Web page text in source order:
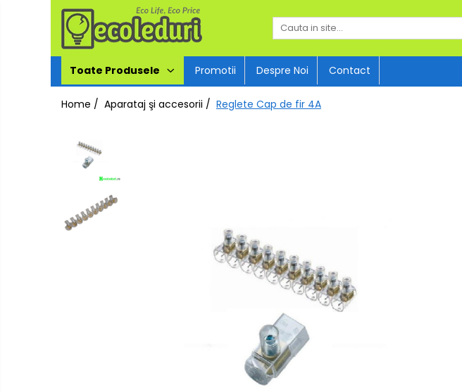
Toate Produsele
Surse de iluminat
Banda LED
Bec incandescent (Clasic)
Becuri Led
Toate Produsele Promotii Despre Noi Contact
Home / Aparataj şi accesorii / Reglete Cap de fir 4A